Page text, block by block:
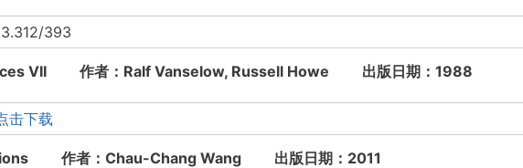
393
VII 作者：Ralf Vanselow, Russell Howe 出版日期：1988
击下载
作者：Chau-Chang Wang 出版日期：2011